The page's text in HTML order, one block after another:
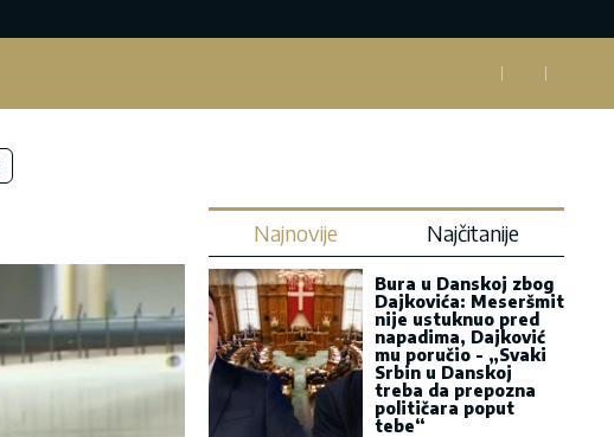
Najnovije Najčitanije
Bura u Danskoj zbog
Dajkovića: Meseršmit
nije ustuknuo pred
napadima, Dajković
mu poručio - „Svaki
Srbin u Danskoj
treba da prepozna
političara poput
tebe“